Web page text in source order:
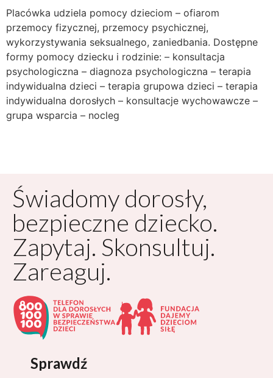
Placówka udziela pomocy dzieciom – ofiarom
przemocy fizycznej, przemocy psychicznej,
wykorzystywania seksualnego, zaniedbania. Dostępne
formy pomocy dziecku i rodzinie: – konsultacja
psychologiczna – diagnoza psychologiczna – terapia
indywidualna dzieci – terapia grupowa dzieci – terapia
indywidualna dorosłych – konsultacje wychowawcze –
grupa wsparcia – nocleg
Świadomy dorosły,
bezpieczne dziecko.
Zapytaj. Skonsultuj.
Zareaguj.
Sprawdź